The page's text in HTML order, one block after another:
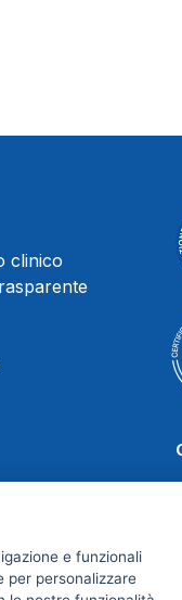
e funzionali
per personalizzare
clinico